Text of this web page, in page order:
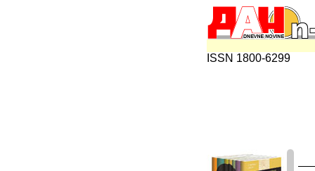
ISSN 1800-6299